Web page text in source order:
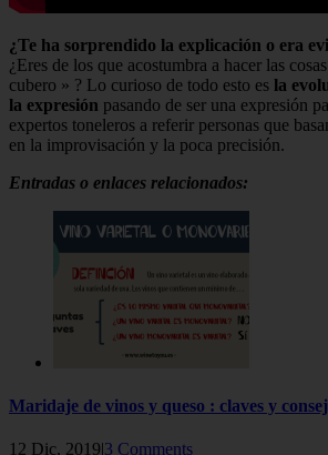
¿Te ha sorprendido la explicación o era
¿Eres de los que acostumbra a hacer las
cubero » ? Lo curioso de todo esto es la
la expresión pasando de ser una expresión
expertos toneleros a referir personas que
en la improvisación y la poca precisión.
Entradas o enlaces relacionados:
Maridaje de vinos y queso : claves y
12 Dic, 2019|3 Comments